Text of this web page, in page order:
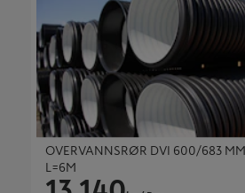
OVERVANNSRØR DVI 600/683 MM
L=6M